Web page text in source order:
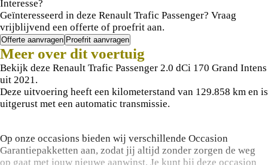
Interesse?
Geïnteresseerd in deze Renault Trafic Passenger? Vraag
vrijblijvend een offerte of proefrit aan.
Offerte aanvragen Proefrit aanvragen
Meer over dit voertuig
Bekijk deze Renault Trafic Passenger 2.0 dCi 170 Grand Intens
uit 2021.
Deze uitvoering heeft een kilometerstand van 129.858 km en is
uitgerust met een automatic transmissie.
Op onze occasions bieden wij verschillende Occasion
Garantiepakketten aan, zodat jij altijd zonder zorgen de weg
op gaat met jouw nieuwe aanwinst. Je kunt bij deze occasion